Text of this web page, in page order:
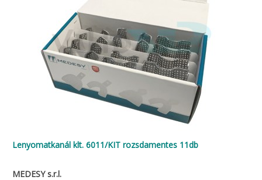
Lenyomatkanál klt. 6011/KIT rozsdamentes 11db
MEDESY s.r.l.